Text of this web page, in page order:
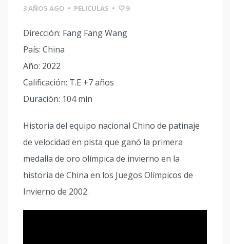
3 AÑOS AGO • PELICULAS • 9
Dirección: Fang Fang Wang
País: China
Año: 2022
Calificación: T.E +7 años
Duración: 104 min
Historia del equipo nacional Chino de patinaje
de velocidad en pista que ganó la primera
medalla de oro olímpica de invierno en la
historia de China en los Juegos Olímpicos de
Invierno de 2002.